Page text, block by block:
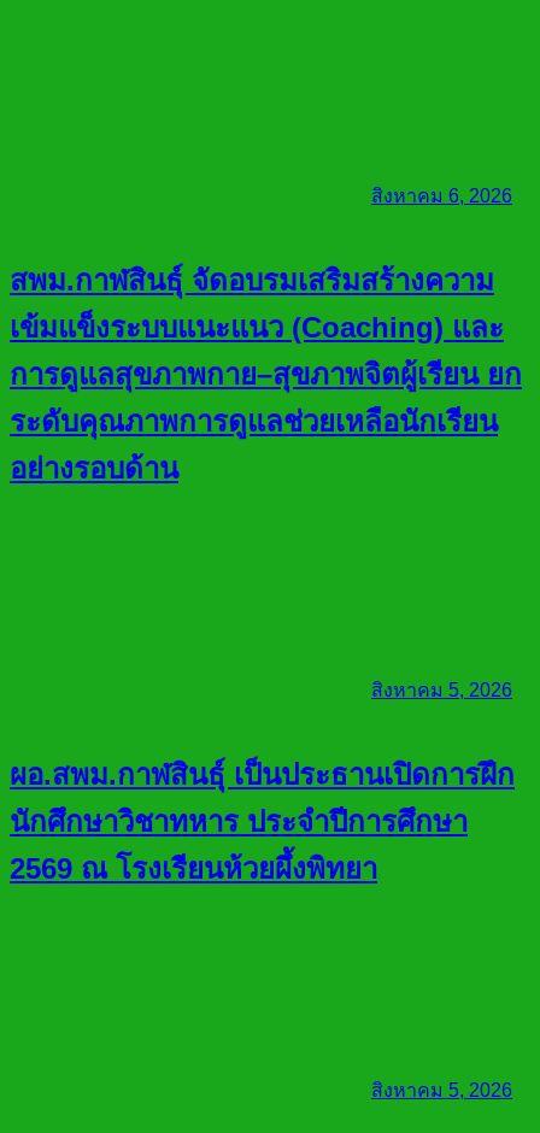
สิงหาคม 6, 2026
สพม.กาฬสินธุ์ จัดอบรมเสริมสร้างความ
เข้มแข็งระบบแนะแนว (Coaching) และ
การดูแลสุขภาพกาย–สุขภาพจิตผู้เรียน ยก
ระดับคุณภาพการดูแลช่วยเหลือนักเรียน
อย่างรอบด้าน
สิงหาคม 5, 2026
ผอ.สพม.กาฬสินธุ์ เป็นประธานเปิดการฝึก
นักศึกษาวิชาทหาร ประจำปีการศึกษา
2569 ณ โรงเรียนห้วยผึ้งพิทยา
สิงหาคม 5, 2026